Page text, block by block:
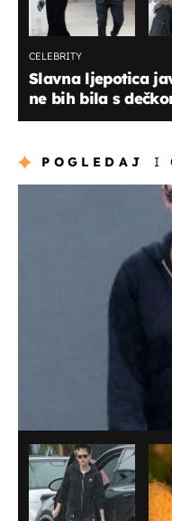
CELEBRITY
Slavna ljepotica
ne bih bila s
POGLEDAJ I